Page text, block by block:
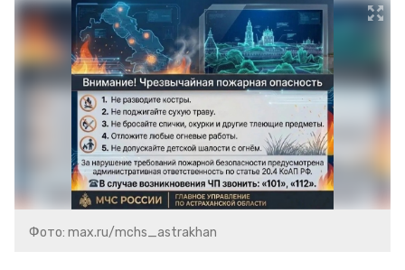
Фото: max.ru/mchs_astrakhan